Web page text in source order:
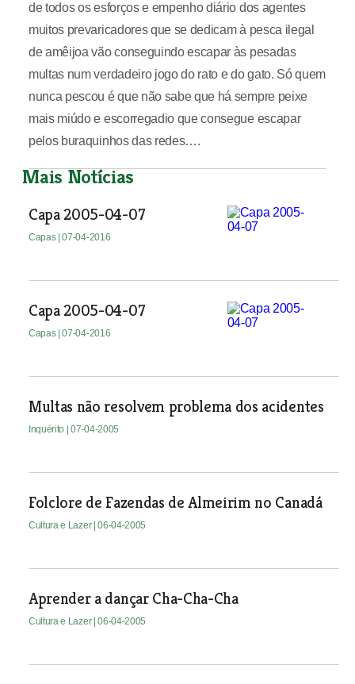
de todos os esforços e empenho diário dos agentes
muitos prevaricadores que se dedicam à pesca ilegal
de amêijoa vão conseguindo escapar às pesadas
multas num verdadeiro jogo do rato e do gato. Só quem
nunca pescou é que não sabe que há sempre peixe
mais miúdo e escorregadio que consegue escapar
pelos buraquinhos das redes….
Mais Notícias
Capa 2005-04-07
Capas | 07-04-2016
Capa 2005-04-07
Capas | 07-04-2016
Multas não resolvem problema dos acidentes
Inquérito | 07-04-2005
Folclore de Fazendas de Almeirim no Canadá
Cultura e Lazer | 06-04-2005
Aprender a dançar Cha-Cha-Cha
Cultura e Lazer | 06-04-2005